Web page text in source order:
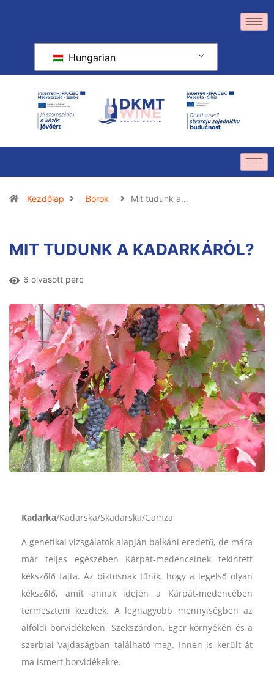
Hungarian
Kezdőlap Borok Mit tudunk a…
MIT TUDUNK A KADARKÁRÓL?
6 olvasott perc
Kadarka/Kadarska/Skadarska/Gamza
A genetikai vizsgálatok alapján balkáni eredetű, de mára
már teljes egészében Kárpát-medenceinek tekintett
kékszőlő fajta. Az biztosnak tűnik, hogy a legelső olyan
kékszőlő, amit annak idején a Kárpát-medencében
termeszteni kezdtek. A legnagyobb mennyiségben az
alföldi borvidékeken, Szekszárdon, Eger környékén és a
szerbiai Vajdaságban található meg. Innen is került át
ma ismert borvidékekre.